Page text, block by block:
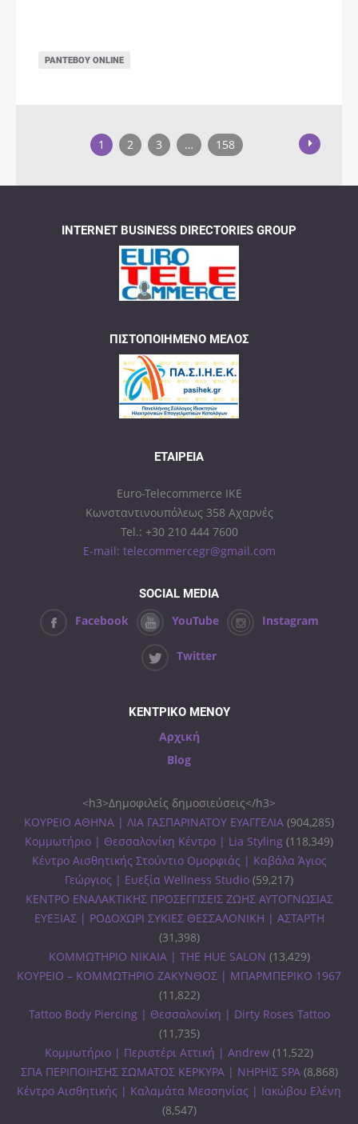
ΡΑΝΤΕΒΟΎ ONLINE
1 2 3 … 158
INTERNET BUSINESS DIRECTORIES GROUP
ΠΙΣΤΟΠΟΙΗΜΈΝΟ ΜΈΛΟΣ
ΕΤΑΙΡΕΊΑ
Euro-Telecommerce IKE
Κωνσταντινουπόλεως 358 Αχαρνές
Tel.: +30 210 444 7600
E-mail: telecommercegr@gmail.com
SOCIAL MEDIA
Facebook YouTube Instagram
Twitter
ΚΕΝΤΡΙΚΟ ΜΕΝΟΥ
Αρχική
Blog
<h3>Δημοφιλείς δημοσιεύσεις</h3>
ΚΟΥΡΕΙΟ ΑΘΗΝΑ | ΛΙΑ ΓΑΣΠΑΡΙΝΑΤΟΥ ΕΥΑΓΓΕΛΙΑ (904,285)
Κομμωτήριο | Θεσσαλονίκη Κέντρο | Lia Styling (118,349)
Κέντρο Αισθητικής Στούντιο Ομορφιάς | Καβάλα Άγιος
Γεώργιος | Ευεξία Wellness Studio (59,217)
ΚΕΝΤΡΟ ΕΝΑΛΑΚΤΙΚΗΣ ΠΡΟΣΕΓΓΙΣΕΙΣ ΖΩΗΣ ΑΥΤΟΓΝΩΣΙΑΣ
ΕΥΕΞΙΑΣ | ΡΟΔΟΧΩΡΙ ΣΥΚΙΕΣ ΘΕΣΣΑΛΟΝΙΚΗ | ΑΣΤΑΡΤΗ
(31,398)
ΚΟΜΜΩΤΗΡΙΟ ΝΙΚΑΙΑ | THE HUE SALON (13,429)
ΚΟΥΡΕΙΟ – ΚΟΜΜΩΤΗΡΙΟ ΖΑΚΥΝΘΟΣ | ΜΠΑΡΜΠΕΡΙΚΟ 1967
(11,822)
Tattoo Body Piercing | Θεσσαλονίκη | Dirty Roses Tattoo
(11,735)
Κομμωτήριο | Περιστέρι Αττική | Andrew (11,522)
ΣΠΑ ΠΕΡΙΠΟΙΗΣΗΣ ΣΩΜΑΤΟΣ ΚΕΡΚΥΡΑ | ΝΗΡΗΙΣ SPA (8,868)
Κέντρο Αισθητικής | Καλαμάτα Μεσσηνίας | Ιακώβου Ελένη
(8,547)